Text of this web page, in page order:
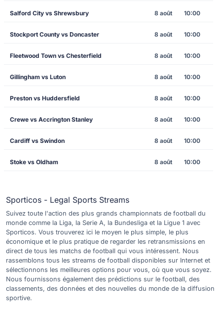
Salford City vs Shrewsbury 8 août 10:00
Stockport County vs Doncaster 8 août 10:00
Fleetwood Town vs Chesterfield 8 août 10:00
Gillingham vs Luton 8 août 10:00
Preston vs Huddersfield 8 août 10:00
Crewe vs Accrington Stanley 8 août 10:00
Cardiff vs Swindon 8 août 10:00
Stoke vs Oldham 8 août 10:00
Sporticos - Legal Sports Streams
Suivez toute l'action des plus grands championnats de football du
monde comme la Liga, la Serie A, la Bundesliga et la Ligue 1 avec
Sporticos. Vous trouverez ici le moyen le plus simple, le plus
économique et le plus pratique de regarder les retransmissions en
direct de tous les matchs de football qui vous intéressent. Nous
rassemblons tous les streams de football disponibles sur Internet et
sélectionnons les meilleures options pour vous, où que vous soyez.
Nous fournissons également des prédictions sur le football, des
classements, des données et des nouvelles du monde de la diffusion
sportive.